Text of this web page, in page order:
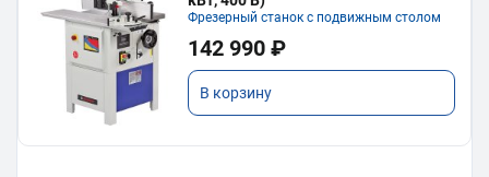
Фрезерный станок с подвижным столом
142 990 ₽
В корзину